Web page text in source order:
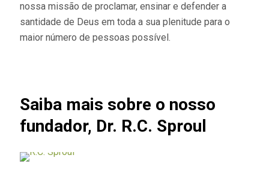
nossa missão de proclamar, ensinar e defender a
santidade de Deus em toda a sua plenitude para o
maior número de pessoas possível.
Saiba mais sobre o nosso
fundador, Dr. R.C. Sproul